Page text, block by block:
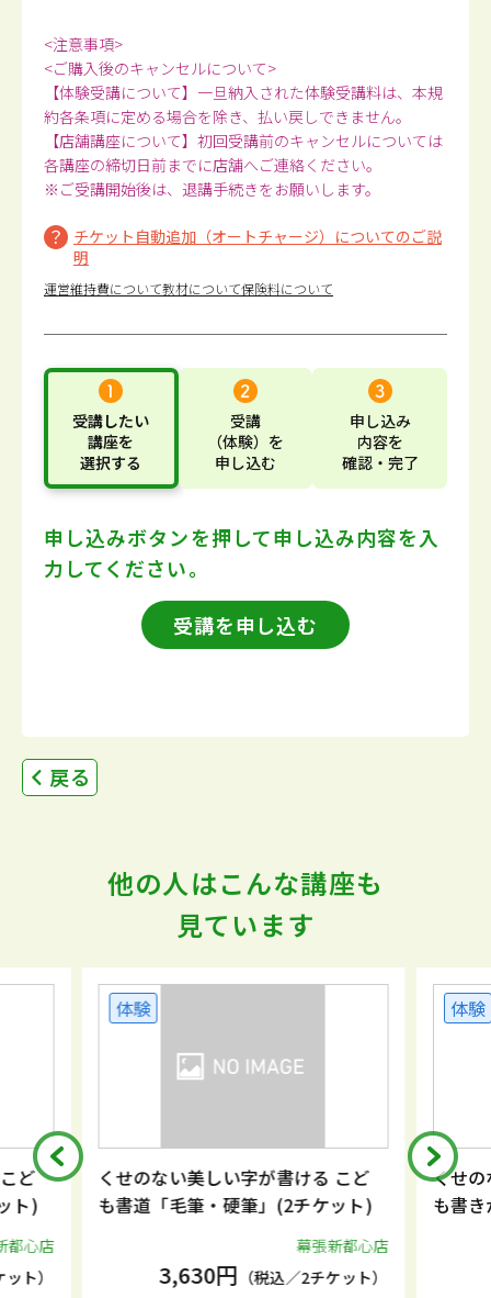
<注意事項>
<ご購入後のキャンセルについて>
【体験受講について】一旦納入された体験受講料は、本規
約各条項に定める場合を除き、払い戻しできません。
【店舗講座について】初回受講前のキャンセルについては
各講座の締切日前までに店舗へご連絡ください。
※ご受講開始後は、退講手続きをお願いします。
チケット自動追加（オートチャージ）についてのご説
明
運営維持費について教材について保険料について
受講したい
講座を
選択する
受講
（体験） を
申し込む
申し込み
内容を
確認・完了
申し込みボタンを押して申し込み内容を入
力してください。
受講を申し込む
戻る
他の人はこんな講座も
見ています
こど
ト)
新都心店
ット）
体験
くせのない美しい字が書ける こど
も書きかた教室「硬筆のみ」
幕張新都心店
3,300円（税込／2チケット）
体
くせ
も